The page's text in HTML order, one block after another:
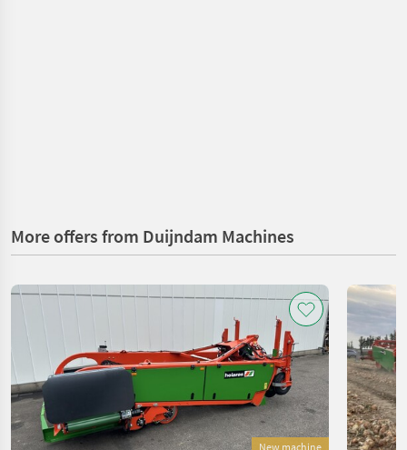
More offers from Duijndam Machines
New machine